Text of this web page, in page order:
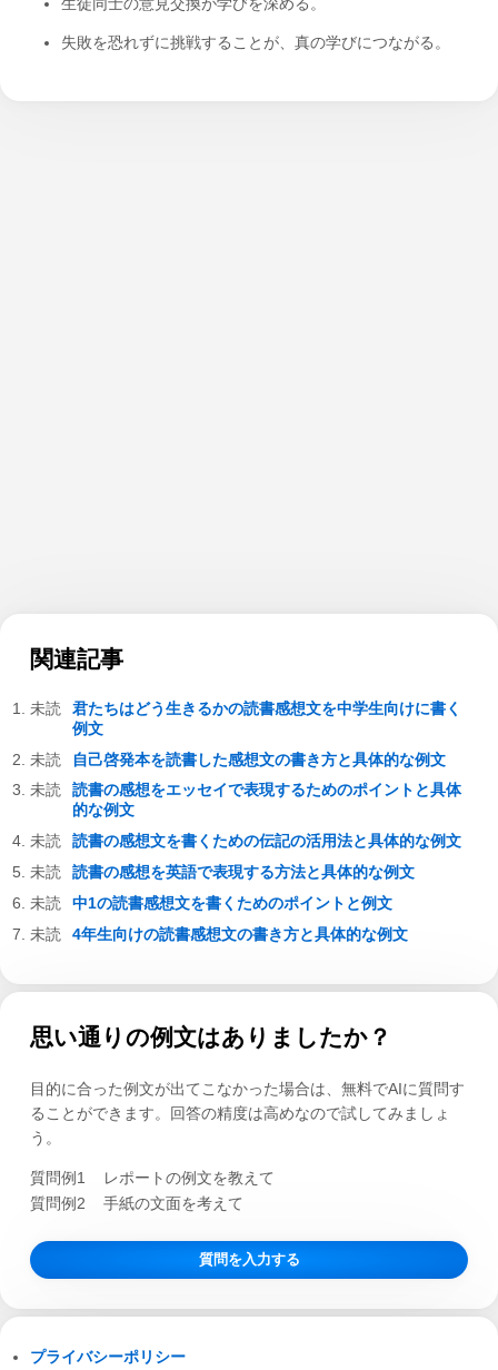
失敗を恐れずに挑戦することが、真の学びにつながる。
関連記事
君たちはどう生きるかの読書感想文を中学生向けに書く
例文
自己啓発本を読書した感想文の書き方と具体的な例文
読書の感想をエッセイで表現するためのポイントと具体
的な例文
読書の感想文を書くための伝記の活用法と具体的な例文
読書の感想を英語で表現する方法と具体的な例文
中1の読書感想文を書くためのポイントと例文
4年生向けの読書感想文の書き方と具体的な例文
思い通りの例文はありましたか？
目的に合った例文が出てこなかった場合は、無料でAIに質問す
ることができます。回答の精度は高めなので試してみましょ
う。
質問例1
レポートの例文を教えて
質問例2
手紙の文面を考えて
質問を入力する
プライバシーポリシー